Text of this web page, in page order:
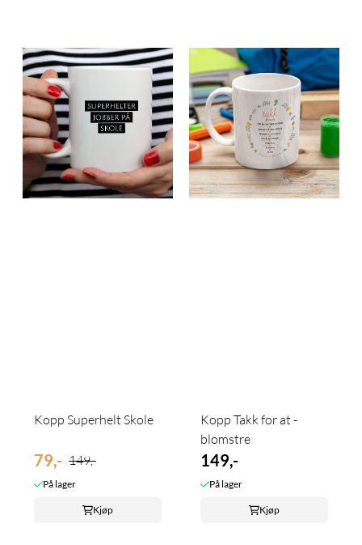
Kopp Superhelt Skole
79,- 149,-
På lager
Kjøp
Kopp Takk for at -
blomstre
149,-
På lager
Kjøp